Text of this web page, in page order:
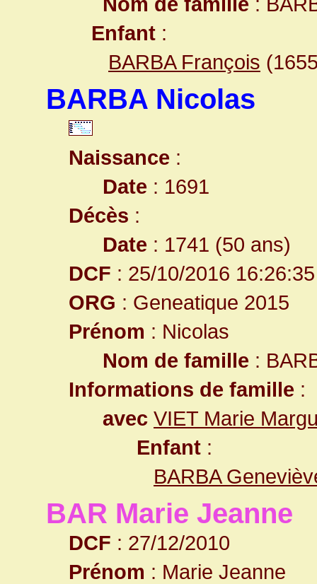
Enfant :
BARBA François
BARBA Nicolas
Naissance :
Date : 1691
Décès :
Date : 1741 (50 ans)
DCF : 25/10/2016 16:26:35
ORG : Geneatique 2015
Prénom : Nicolas
Nom de famille :
Informations de famille :
avec VIET Marie
Enfant :
BARBA
BAR Marie Jeanne
DCF : 27/12/2010
Prénom : Marie Jeanne